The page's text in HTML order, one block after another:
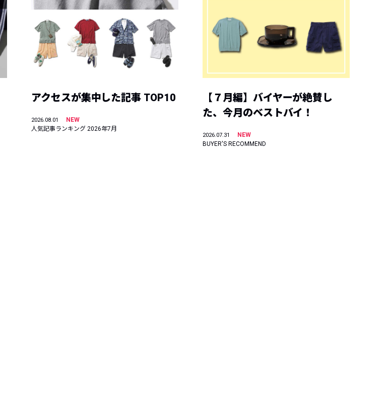
アクセスが集中した記事 TOP10
2026.08.01
NEW
人気記事ランキング 2026年7月
【７月編】バイヤーが絶賛し
た、今月のベストバイ！
2026.07.31
NEW
BUYER'S RECOMMEND